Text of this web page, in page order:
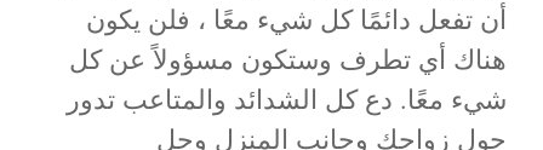
أن تفعل دائمًا كل شيء معًا ، فلن يكون
هناك أي تطرف وستكون مسؤولاً عن كل
شيء معًا. دع كل الشدائد والمتاعب تدور
حول زواجك وجانب المنزل وحل